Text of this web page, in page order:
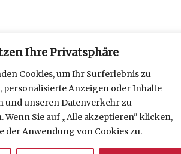
Ihre Privatsphäre
Cookies, um Ihr Surferlebnis zu
personalisierte Anzeigen oder Inhalte
und unseren Datenverkehr zu
Wenn Sie auf „Alle akzeptieren" klicken,
der Anwendung von Cookies zu.
Datenschutzerklärung
Impressum